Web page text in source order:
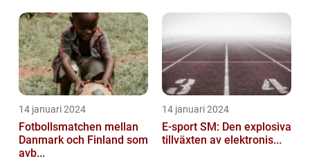
14 januari 2024
Fotbollsmatchen mellan
Danmark och Finland som
avb...
14 januari 2024
E-sport SM: Den explosiva
tillväxten av elektronis...